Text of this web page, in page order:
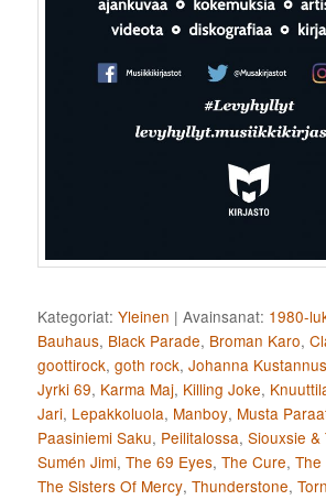
Kategoriat: Yleinen |Avainsanat: 1980-
Bauhaus, Black Parade, Broman Karo,
goottirock,goth rock,Johanna Kustannus
Jyrki 69, Karma Maj, Killing Joke,
Jari, Lepakkoluola, Manboy, Musta
Paasiniemi Saku, Peilitalossa,Siouxsie
Sumén Jimi,The 69 Eyes,The Cure,The
The Sisters Of Mercy,Thunderstone,